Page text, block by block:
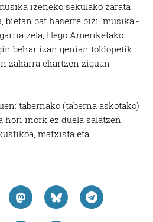
izeneko sekulako zarata
bietan bat haserre bizi ‘musika’-
zela, Hego Ameriketako
behar izan genian toldopetik
zakarra ekartzen ziguan
tabernako (taberna askotako)
inork ez duela salatzen.
matxista eta